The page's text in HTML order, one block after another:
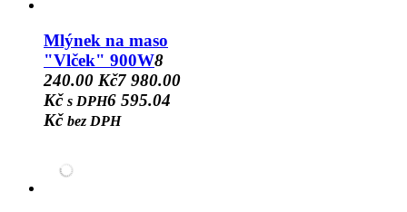
Mlýnek na maso
"Vlček" 900W8
240.00 Kč7 980.00
Kč s DPH6 595.04
Kč bez DPH